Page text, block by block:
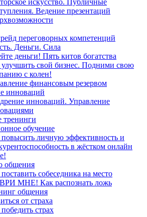
искусство. Публичные
Ведение презентаций
переговорных компетенций
Деньги. Сила
деньги! Пять китов богатства
свой бизнес. Подними свою
с колен!
финансовым резервом
инноваций
инноваций. Управление
тренинги
обучение
личную эффективность и
в жёстком онлайн
общения
собеседника на место
МНЕ! Как распознать ложь
общения
от страха
страх